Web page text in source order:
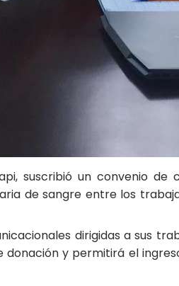
suscribió un convenio de
de sangre entre los
dirigidas a sus
y permitirá el